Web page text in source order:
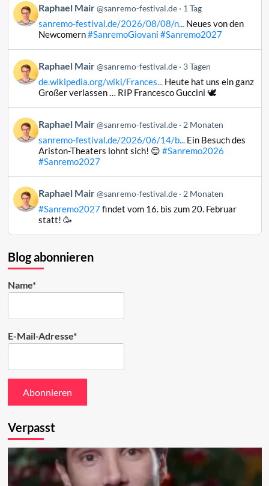
Beitrag
von
Raphael
Bluesky
ansehen
Raphael Mair @sanremo-festival.de 1 Tag
sanremo-festival.de/2026/08/08/n...Neues von den
Newcomern#SanremoGiovani #Sanremo2027
Beitrag
von
Raphael
Bluesky
ansehen
Raphael Mair @sanremo-festival.de 3 Tagen
de.wikipedia.org/wiki/Frances...Heute hat uns ein ganz
Großer verlassen … RIP Francesco Guccini 🕊️
Beitrag
von
Raphael
ansehen
Raphael Mair @sanremo-festival.de 2 Monaten
sanremo-festival.de/2026/06/14/b...Ein Besuch des
Ariston-Theaters lohnt sich! 😊 #Sanremo2026
#Sanremo2027
Beitrag
von
Raphael
Bluesky
ansehen
Raphael Mair @sanremo-festival.de 2 Monaten
#Sanremo2027findet vom 16. bis zum 20. Februar
statt! 🥳
Blog abonnieren
Name*
E-Mail-Adresse*
Verpasst